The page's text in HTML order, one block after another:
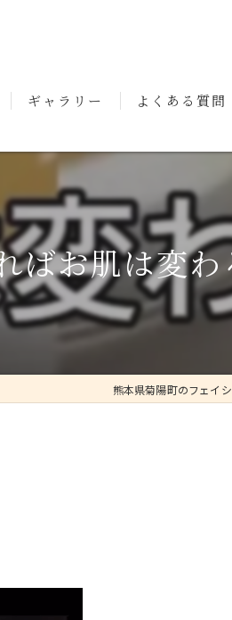
ギャラリー よくある質問
ばお肌は変わ
熊本県菊陽町のフェイ